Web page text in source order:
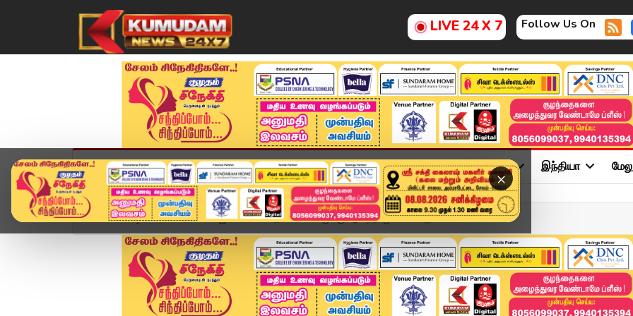
LIVE 24 X 7 Follow Us On
×
முகப்பு விளையாட்டு அண்மை தமிழ்நாடு சினிமா அரசியல் விளையாட்டு இந்தியா
Home வீடியோ ஸ்டோரி விஜய் கூட்டம் – தவெகவினருக்கு ஆனந்த் முக்கிய அற...